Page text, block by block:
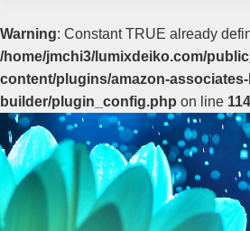
Warning: Constant TRUE already
/home/jmchi3/lumixdeiko.com/
content/plugins/amazon-
builder/plugin_config.php on line 114